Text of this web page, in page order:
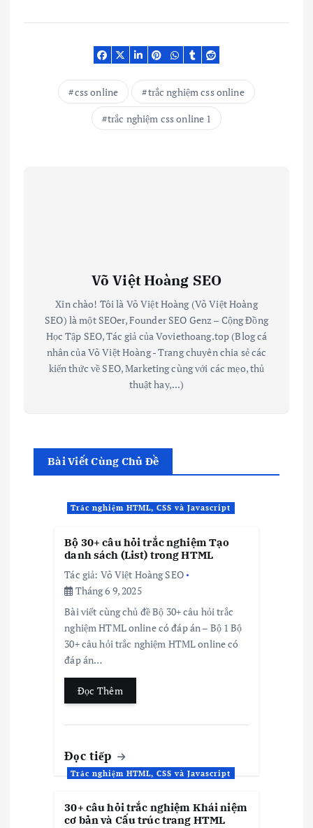
css online
trắc nghiệm css online
trắc nghiệm css online 1
Võ Việt Hoàng SEO
Xin chào! Tôi là Võ Việt Hoàng (Võ Việt Hoàng
SEO) là một SEOer, Founder SEO Genz – Cộng Đồng
Học Tập SEO, Tác giả của Voviethoang.top (Blog cá
nhân của Võ Việt Hoàng - Trang chuyên chia sẻ các
kiến thức về SEO, Marketing cùng với các mẹo, thủ
thuật hay,...)
Bài Viết Cùng Chủ Đề
Trắc nghiệm HTML, CSS và Javascript
Bộ 30+ câu hỏi trắc nghiệm Tạo
danh sách (List) trong HTML
Tác giả: Võ Việt Hoàng SEO
Tháng 6 9, 2025
Bài viết cùng chủ đề Bộ 30+ câu hỏi trắc
nghiệm HTML online có đáp án – Bộ 1 Bộ
30+ câu hỏi trắc nghiệm HTML online có
đáp án…
Đọc Thêm
Đọc tiếp
Trắc nghiệm HTML, CSS và Javascript
30+ câu hỏi trắc nghiệm Khái niệm
cơ bản và Cấu trúc trang HTML